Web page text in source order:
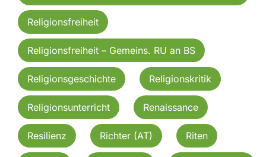
Religionsfreiheit
Religionsfreiheit – Gemeins. RU an BS
Religionsgeschichte Religionskritik
Religionsunterricht Renaissance
Resilienz Richter (AT) Riten